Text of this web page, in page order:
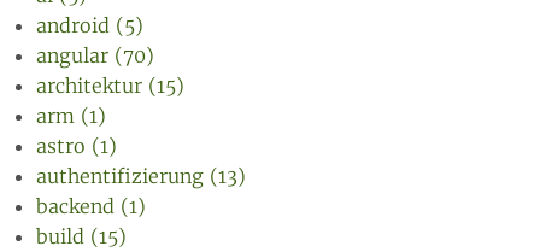
android (5)
angular (70)
architektur (15)
arm (1)
astro (1)
authentifizierung (13)
backend (1)
build (15)